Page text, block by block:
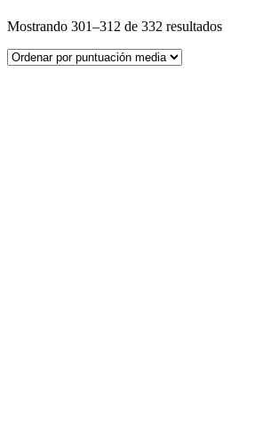
Mostrando 301–312 de 332 resultadosOrdenado